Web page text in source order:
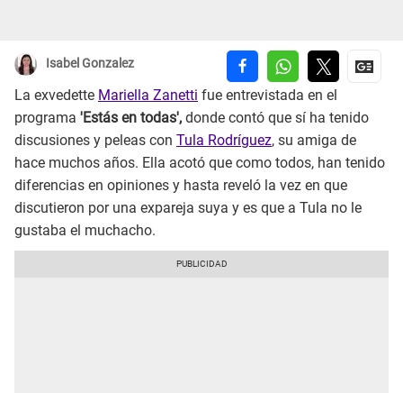
Isabel Gonzalez
La exvedette Mariella Zanetti fue entrevistada en el
programa 'Estás en todas', donde contó que sí ha tenido
discusiones y peleas con Tula Rodríguez, su amiga de
hace muchos años. Ella acotó que como todos, han tenido
diferencias en opiniones y hasta reveló la vez en que
discutieron por una expareja suya y es que a Tula no le
gustaba el muchacho.